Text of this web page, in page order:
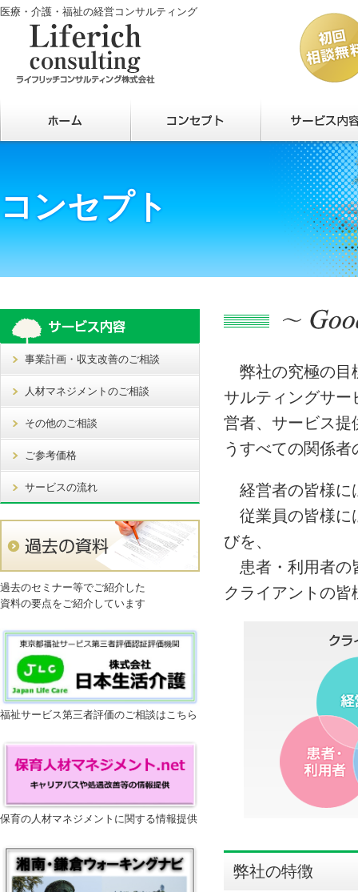
医療・介護・福祉の経営コンサルティング
コンセプト
弊社の究極の目
サルティングサ
営者、サービス提
うすべての関係
経営者の皆様に
従業員の皆様に
びを、
患者・利用者の
クライアントの
弊社の特徴
事業計画・収支改善のご相談
人材マネジメントのご相談
その他のご相談
ご参考価格
サービスの流れ
過去のセミナー等でご紹介した
資料の要点をご紹介しています
福祉サービス第三者評価のご相談はこちら
保育の人材マネジメントに関する情報提供